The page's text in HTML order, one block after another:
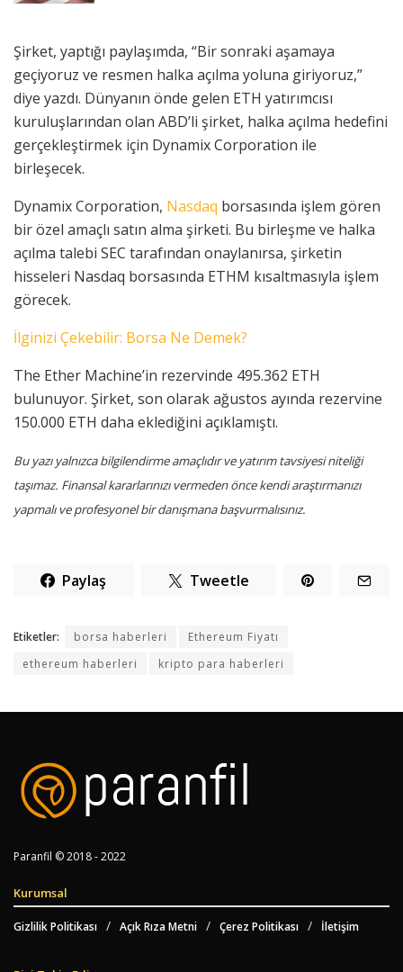
Şirket, yaptığı paylaşımda, “Bir sonraki aşamaya
geçiyoruz ve resmen halka açılma yoluna giriyoruz,”
diye yazdı. Dünyanın önde gelen ETH yatırımcısı
kuruluşlarından olan ABD’li şirket, halka açılma hedefini
gerçekleştirmek için Dynamix Corporation ile
birleşecek.
Dynamix Corporation, Nasdaq borsasında işlem gören
bir özel amaçlı satın alma şirketi. Bu birleşme ve halka
açılma talebi SEC tarafından onaylanırsa, şirketin
hisseleri Nasdaq borsasında ETHM kısaltmasıyla işlem
görecek.
İlginizi Çekebilir: Borsa Ne Demek?
The Ether Machine’in rezervinde 495.362 ETH
bulunuyor. Şirket, son olarak ağustos ayında rezervine
150.000 ETH daha eklediğini açıklamıştı.
Bu yazı yalnızca bilgilendirme amaçlıdır ve yatırım tavsiyesi niteliği
taşımaz. Finansal kararlarınızı vermeden önce kendi araştırmanızı
yapmalı ve profesyonel bir danışmana başvurmalısınız.
Paylaş Tweetle
Etiketler: borsa haberleri
Ethereum Fiyatı
ethereum haberleri
kripto para haberleri
Paranfil © 2018 - 2022
Kurumsal
Gizlilik Politikası Açık Rıza Metni Çerez Politikası İletişim